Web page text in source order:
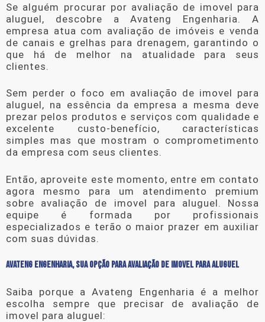
Se alguém procurar por avaliação de imovel para
aluguel, descobre a Avateng Engenharia. A
empresa atua com avaliação de imóveis e venda
de canais e grelhas para drenagem, garantindo o
que há de melhor na atualidade para seus
clientes.
Sem perder o foco em avaliação de imovel para
aluguel, na essência da empresa a mesma deve
prezar pelos produtos e serviços com qualidade e
excelente custo-benefício, características
simples mas que mostram o comprometimento
da empresa com seus clientes.
Então, aproveite este momento, entre em contato
agora mesmo para um atendimento premium
sobre avaliação de imovel para aluguel. Nossa
equipe é formada por profissionais
especializados e terão o maior prazer em auxiliar
com suas dúvidas.
AVATENG ENGENHARIA, SUA OPÇÃO PARA AVALIAÇÃO DE IMOVEL PARA ALUGUEL
Saiba porque a Avateng Engenharia é a melhor
escolha sempre que precisar de avaliação de
imovel para aluguel: